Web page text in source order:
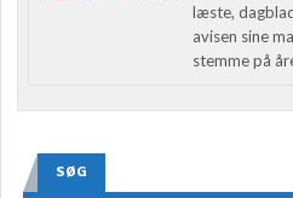
læste,
avisen sine
stemme på
SØG